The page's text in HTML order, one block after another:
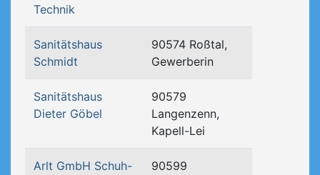
Technik
Sanitätshaus
Schmidt
90574 Roßtal,
Gewerberin
Sanitätshaus
Dieter Göbel
90579
Langenzenn,
Kapell-Lei
Arlt GmbH Schuh-
90599